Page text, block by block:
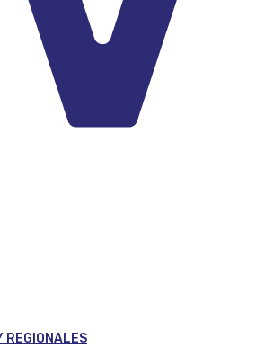
REGIONALES